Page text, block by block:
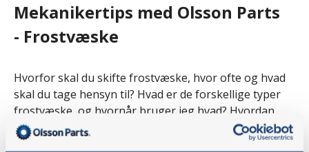
Mekanikertips med Olsson Parts
- Frostvæske
Hvorfor skal du skifte frostvæske, hvor ofte og hvad
skal du tage hensyn til? Hvad er de forskellige typer
frostvæske, og hvornår bruger jeg hvad? Hvordan
bruger man en væskeprøvetager? Det viser og
fortæller traktormekaniker Stefan Hildingsson.